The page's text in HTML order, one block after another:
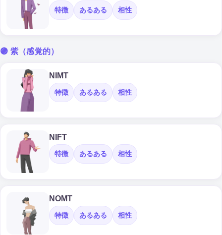
特徴 あるある 相性
🟣 紫（感覚的）
NIMT
特徴 あるある 相性
NIFT
特徴 あるある 相性
NOMT
特徴 あるある 相性